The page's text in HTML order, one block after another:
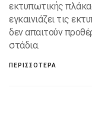
εκτυπωτικής
εγκαινιάζει τις
δεν απαιτούν
στάδια.
ΠΕΡΙΣΣΟΤΕΡΑ